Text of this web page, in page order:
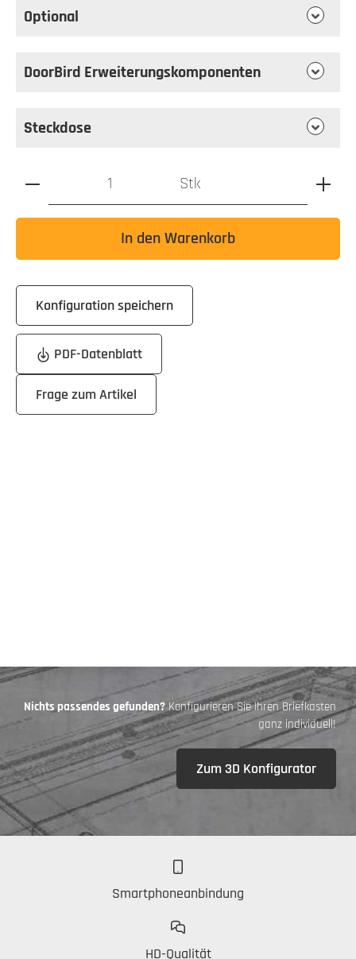
Optional
DoorBird Erweiterungskomponenten
Steckdose
Produkt Anzahl: Gib den gewünschten Wert ein oder
Stk
In den Warenkorb
Konfiguration speichern
PDF-Datenblatt
Frage zum Artikel
Nichts passendes gefunden?Konfigurieren Sie Ihren Briefkasten
ganz individuell!
Zum 3D Konfigurator
Smartphoneanbindung
HD-Qualität